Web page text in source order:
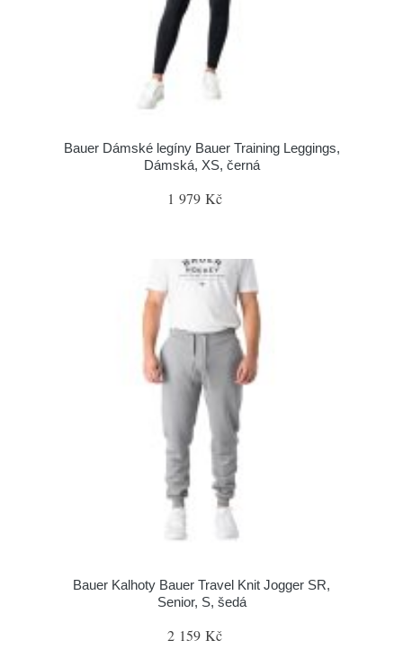
Bauer Dámské legíny Bauer Training Leggings,
Dámská, XS, černá
1 979 Kč
Bauer Kalhoty Bauer Travel Knit Jogger SR,
Senior, S, šedá
2 159 Kč